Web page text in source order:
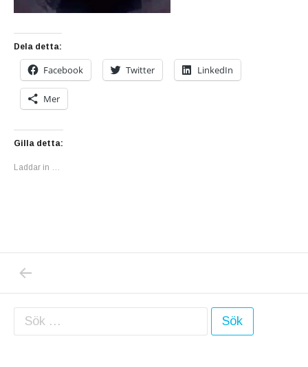
Dela detta:
Facebook Twitter LinkedIn
Mer
Gilla detta:
Laddar in …
Inläggsnavigering
Sök efter: